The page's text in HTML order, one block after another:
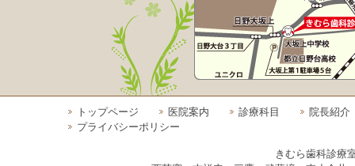
トップページ 医院案内 診療科目
院長紹介
プライバシーポリシー
きむら歯科診療